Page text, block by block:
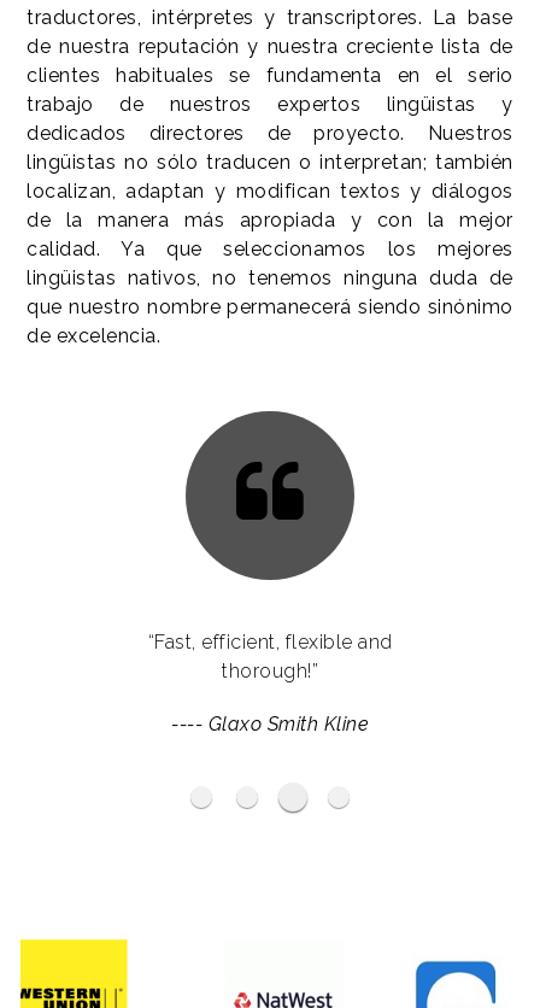
traductores, intérpretes y transcriptores. La base
de nuestra reputación y nuestra creciente lista de
clientes habituales se fundamenta en el serio
trabajo de nuestros expertos lingüistas y
dedicados directores de proyecto. Nuestros
lingüistas no sólo traducen o interpretan; también
localizan, adaptan y modifican textos y diálogos
de la manera más apropiada y con la mejor
calidad. Ya que seleccionamos los mejores
lingüistas nativos, no tenemos ninguna duda de
que nuestro nombre permanecerá siendo sinónimo
de excelencia.
BP
Haymarket Media Group
“Fast, efficient, flexible and
thorough!”
---- Glaxo Smith Kline